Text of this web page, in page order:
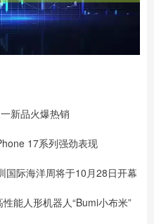
新品火爆热销
17系列强劲表现
际海洋周将于10月28日开幕
能人形机器人“Bumi小布米”